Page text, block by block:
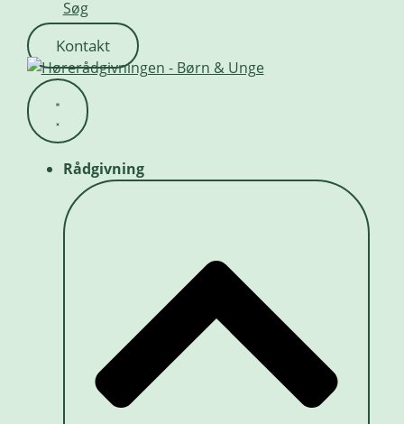
Søg
Kontakt
Rådgivning